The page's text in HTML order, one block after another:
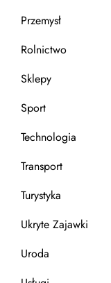
Przemysł
Rolnictwo
Sklepy
Sport
Technologia
Transport
Turystyka
Ukryte Zajawki
Uroda